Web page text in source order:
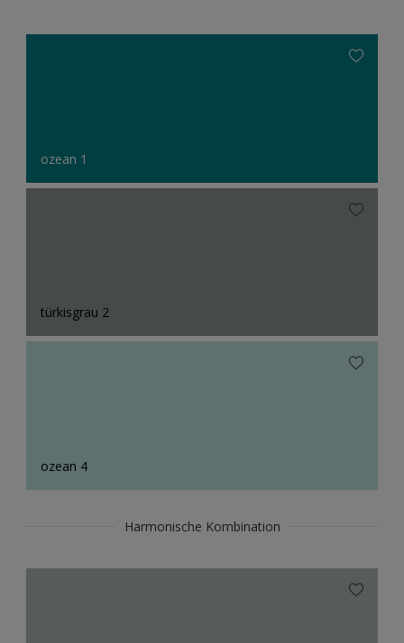
ozean 1
türkisgrau 2
ozean 4
Harmonische Kombination